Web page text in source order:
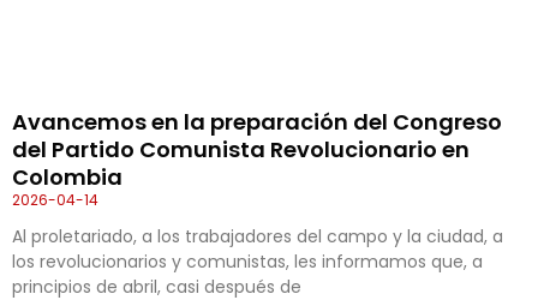
Avancemos en la preparación del Congreso
del Partido Comunista Revolucionario en
Colombia
2026-04-14
Al proletariado, a los trabajadores del campo y la ciudad, a
los revolucionarios y comunistas, les informamos que, a
principios de abril, casi después de